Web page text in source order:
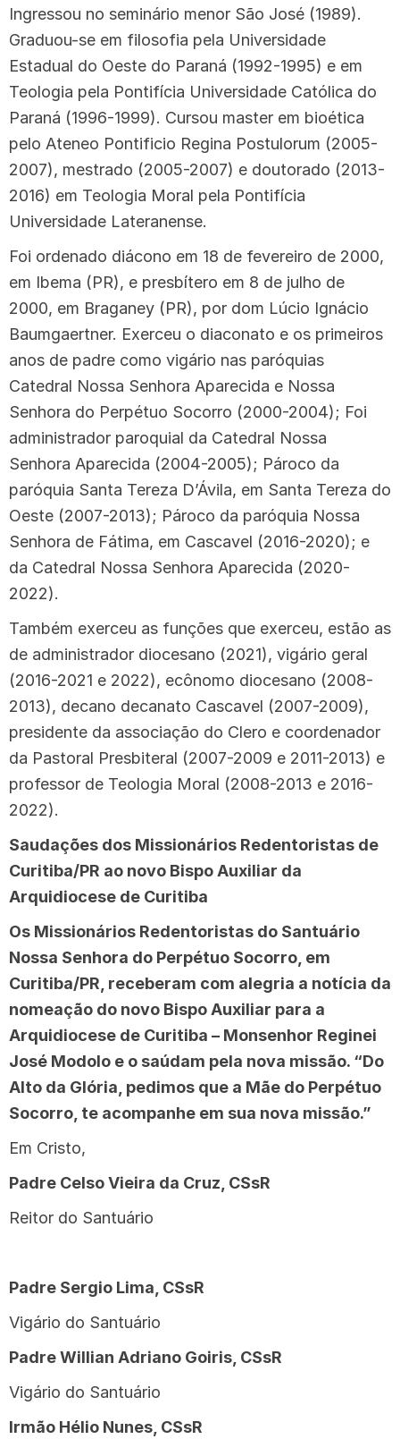
Ingressou no seminário menor São José (1989).
Graduou-se em filosofia pela Universidade
Estadual do Oeste do Paraná (1992-1995) e em
Teologia pela Pontifícia Universidade Católica do
Paraná (1996-1999). Cursou master em bioética
pelo Ateneo Pontificio Regina Postulorum (2005-
2007), mestrado (2005-2007) e doutorado (2013-
2016) em Teologia Moral pela Pontifícia
Universidade Lateranense.
Foi ordenado diácono em 18 de fevereiro de 2000,
em Ibema (PR), e presbítero em 8 de julho de
2000, em Braganey (PR), por dom Lúcio Ignácio
Baumgaertner. Exerceu o diaconato e os primeiros
anos de padre como vigário nas paróquias
Catedral Nossa Senhora Aparecida e Nossa
Senhora do Perpétuo Socorro (2000-2004); Foi
administrador paroquial da Catedral Nossa
Senhora Aparecida (2004-2005); Pároco da
paróquia Santa Tereza D’Ávila, em Santa Tereza do
Oeste (2007-2013); Pároco da paróquia Nossa
Senhora de Fátima, em Cascavel (2016-2020); e
da Catedral Nossa Senhora Aparecida (2020-
2022).
Também exerceu as funções que exerceu, estão as
de administrador diocesano (2021), vigário geral
(2016-2021 e 2022), ecônomo diocesano (2008-
2013), decano decanato Cascavel (2007-2009),
presidente da associação do Clero e coordenador
da Pastoral Presbiteral (2007-2009 e 2011-2013) e
professor de Teologia Moral (2008-2013 e 2016-
2022).
Saudações dos Missionários Redentoristas de
Curitiba/PR ao novo Bispo Auxiliar da
Arquidiocese de Curitiba
Os Missionários Redentoristas do Santuário
Nossa Senhora do Perpétuo Socorro, em
Curitiba/PR, receberam com alegria a notícia da
nomeação do novo Bispo Auxiliar para a
Arquidiocese de Curitiba – Monsenhor Reginei
José Modolo e o saúdam pela nova missão. “Do
Alto da Glória, pedimos que a Mãe do Perpétuo
Socorro, te acompanhe em sua nova missão.”
Em Cristo,
Padre Celso Vieira da Cruz, CSsR
Reitor do Santuário
Padre Sergio Lima, CSsR
Vigário do Santuário
Padre Willian Adriano Goiris, CSsR
Vigário do Santuário
Irmão Hélio Nunes, CSsR